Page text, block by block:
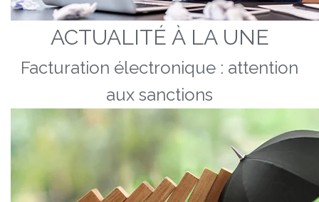
ACTUALITÉ À LA UNE
Facturation électronique : attention
aux sanctions